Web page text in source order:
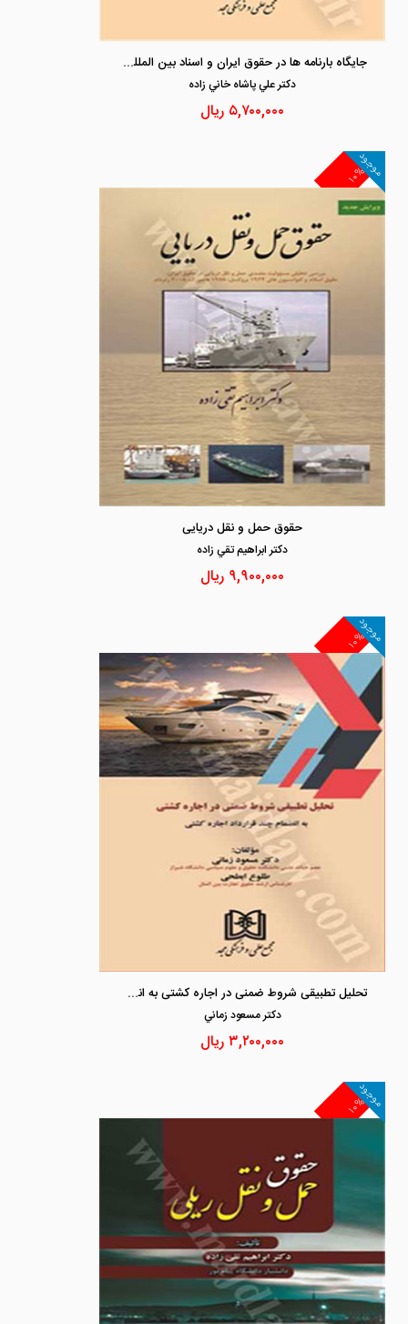
جایگاه بارنامه ها در حقوق ایران و اسناد بین المللی و توثیق آن
دكتر علي پاشاه خاني زاده
۵,۷۰۰,۰۰۰ ریال
۱۰%
موجود
حقوق حمل و نقل دریایی
دكتر ابراهيم تقي زاده
۹,۹۰۰,۰۰۰ ریال
۱۰%
موجود
تحلیل تطبیقی شروط ضمنی در اجاره کشتی به انضام چند قرارداد اجاره کشتی
دكتر مسعود زماني
۳,۲۰۰,۰۰۰ریال
۱۰%
موجود